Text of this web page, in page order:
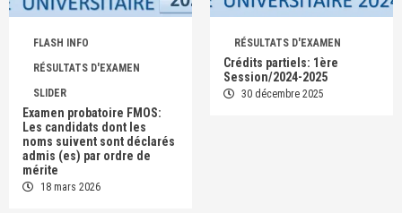
FLASH INFO
RÉSULTATS D'EXAMEN
SLIDER
Examen probatoire FMOS:
Les candidats dont les
noms suivent sont déclarés
admis (es) par ordre de
mérite
18 mars 2026
RÉSULTATS D'EXAMEN
Crédits partiels: 1ère
Session/2024-2025
30 décembre 2025